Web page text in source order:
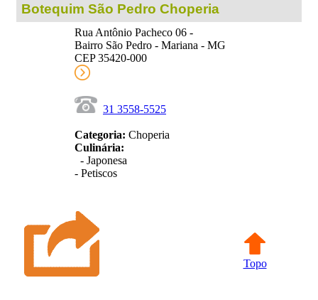
Botequim São Pedro Choperia
Rua Antônio Pacheco 06 -
Bairro São Pedro - Mariana - MG
CEP 35420-000
31 3558-5525
Categoria: Choperia
Culinária:
- Japonesa
- Petiscos
Topo